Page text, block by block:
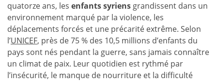
quatorze ans, les enfants syriens grandissent dans un
environnement marqué par la violence, les
déplacements forcés et une précarité extrême. Selon
l’UNICEF, près de 75 % des 10,5 millions d’enfants du
pays sont nés pendant la guerre, sans jamais connaître
un climat de paix. Leur quotidien est rythmé par
l’insécurité, le manque de nourriture et la difficulté